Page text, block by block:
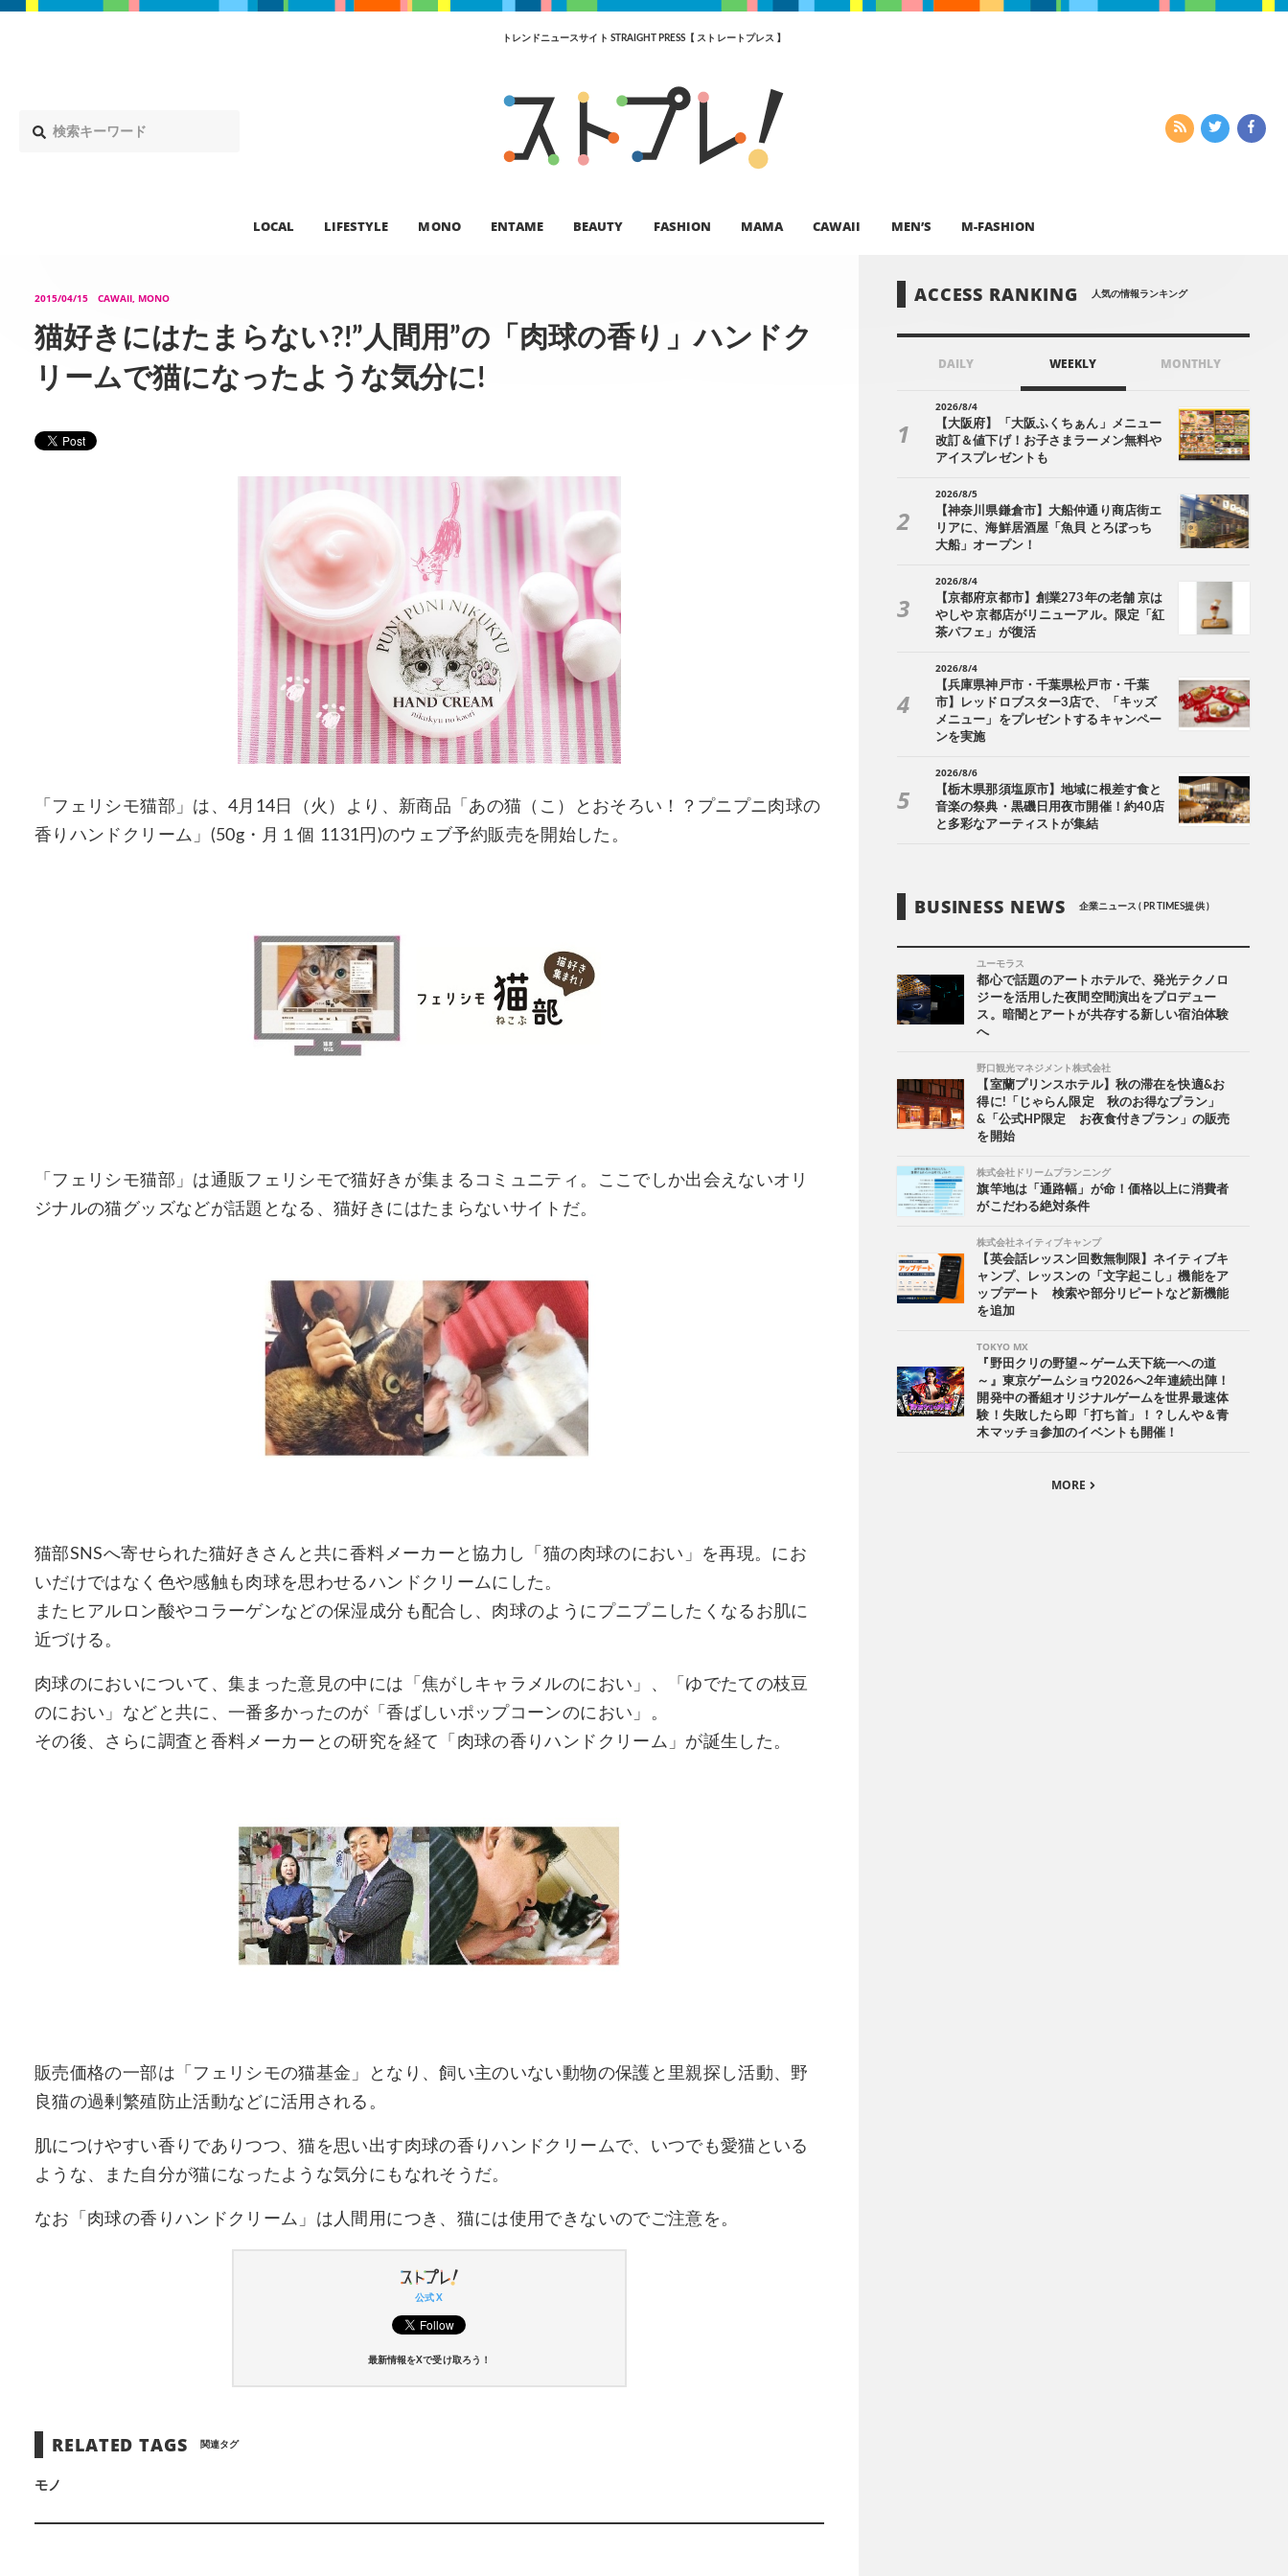
トレンドニュースサイト STRAIGHT PRESS【 ストレートプレス 】
LOCAL LIFESTYLE MONO ENTAME BEAUTY FASHION MAMA CAWAII MEN’S M-FASHION
2015/04/15 CAWAII, MONO
猫好きにはたまらない?!”人間用”の「肉球の香り」ハンドク
リームで猫になったような気分に!
「フェリシモ猫部」は、4月14日（火）より、新商品「あの猫（こ）とおそろい！？プニプニ肉球の
香りハンドクリーム」(50g・月１個 1131円)のウェブ予約販売を開始した。
「フェリシモ猫部」は通販フェリシモで猫好きが集まるコミュニティ。ここでしか出会えないオリ
ジナルの猫グッズなどが話題となる、猫好きにはたまらないサイトだ。
猫部SNSへ寄せられた猫好きさんと共に香料メーカーと協力し「猫の肉球のにおい」を再現。にお
いだけではなく色や感触も肉球を思わせるハンドクリームにした。
またヒアルロン酸やコラーゲンなどの保湿成分も配合し、肉球のようにプニプニしたくなるお肌に
近づける。
肉球のにおいについて、集まった意見の中には「焦がしキャラメルのにおい」、「ゆでたての枝豆
のにおい」などと共に、一番多かったのが「香ばしいポップコーンのにおい」。
その後、さらに調査と香料メーカーとの研究を経て「肉球の香りハンドクリーム」が誕生した。
販売価格の一部は「フェリシモの猫基金」となり、飼い主のいない動物の保護と里親探し活動、野
良猫の過剰繁殖防止活動などに活用される。
肌につけやすい香りでありつつ、猫を思い出す肉球の香りハンドクリームで、いつでも愛猫といる
ような、また自分が猫になったような気分にもなれそうだ。
なお「肉球の香りハンドクリーム」は人間用につき、猫には使用できないのでご注意を。
公式 X
最新情報をXで受け取ろう！
RELATED TAGS 関連タグ
モノ
ACCESS RANKING 人気の情報ランキング
DAILY WEEKLY MONTHLY
2026/8/4
【大阪府】「大阪ふくちぁん」メニュー
改訂＆値下げ！お子さまラーメン無料や
アイスプレゼントも
2026/8/5
【神奈川県鎌倉市】大船仲通り商店街エ
リアに、海鮮居酒屋「魚貝 とろぼっち
大船」オープン！
2026/8/4
【京都府京都市】創業273年の老舗 京は
やしや 京都店がリニューアル。限定「紅
茶パフェ」が復活
2026/8/4
【兵庫県神戸市・千葉県松戸市・千葉
市】レッドロブスター3店で、「キッズ
メニュー」をプレゼントするキャンペー
ンを実施
2026/8/6
【栃木県那須塩原市】地域に根差す食と
音楽の祭典・黒磯日用夜市開催！約40店
と多彩なアーティストが集結
BUSINESS NEWS 企業ニュース ( PR TIMES提供 )
ユーモラス
都心で話題のアートホテルで、発光テクノロ
ジーを活用した夜間空間演出をプロデュー
ス。暗闇とアートが共存する新しい宿泊体験
へ
野口観光マネジメント株式会社
【室蘭プリンスホテル】秋の滞在を快適&お
得に!「じゃらん限定 秋のお得なプラン」
&「公式HP限定 お夜食付きプラン」の販売
を開始
株式会社ドリームプランニング
旗竿地は「通路幅」が命！価格以上に消費者
がこだわる絶対条件
株式会社ネイティブキャンプ
【英会話レッスン回数無制限】ネイティブキ
ャンプ、レッスンの「文字起こし」機能をア
ップデート 検索や部分リピートなど新機能
を追加
TOKYO MX
『野田クリの野望～ゲーム天下統一への道
～』東京ゲームショウ2026へ2年連続出陣！
開発中の番組オリジナルゲームを世界最速体
験！失敗したら即「打ち首」！？しんや＆青
木マッチョ参加のイベントも開催！
MORE